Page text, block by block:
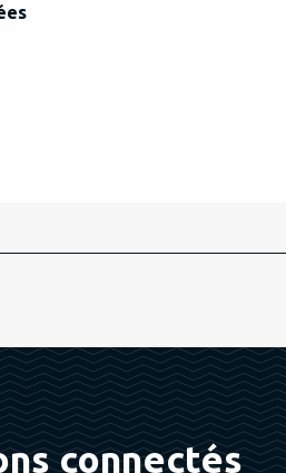
connectés